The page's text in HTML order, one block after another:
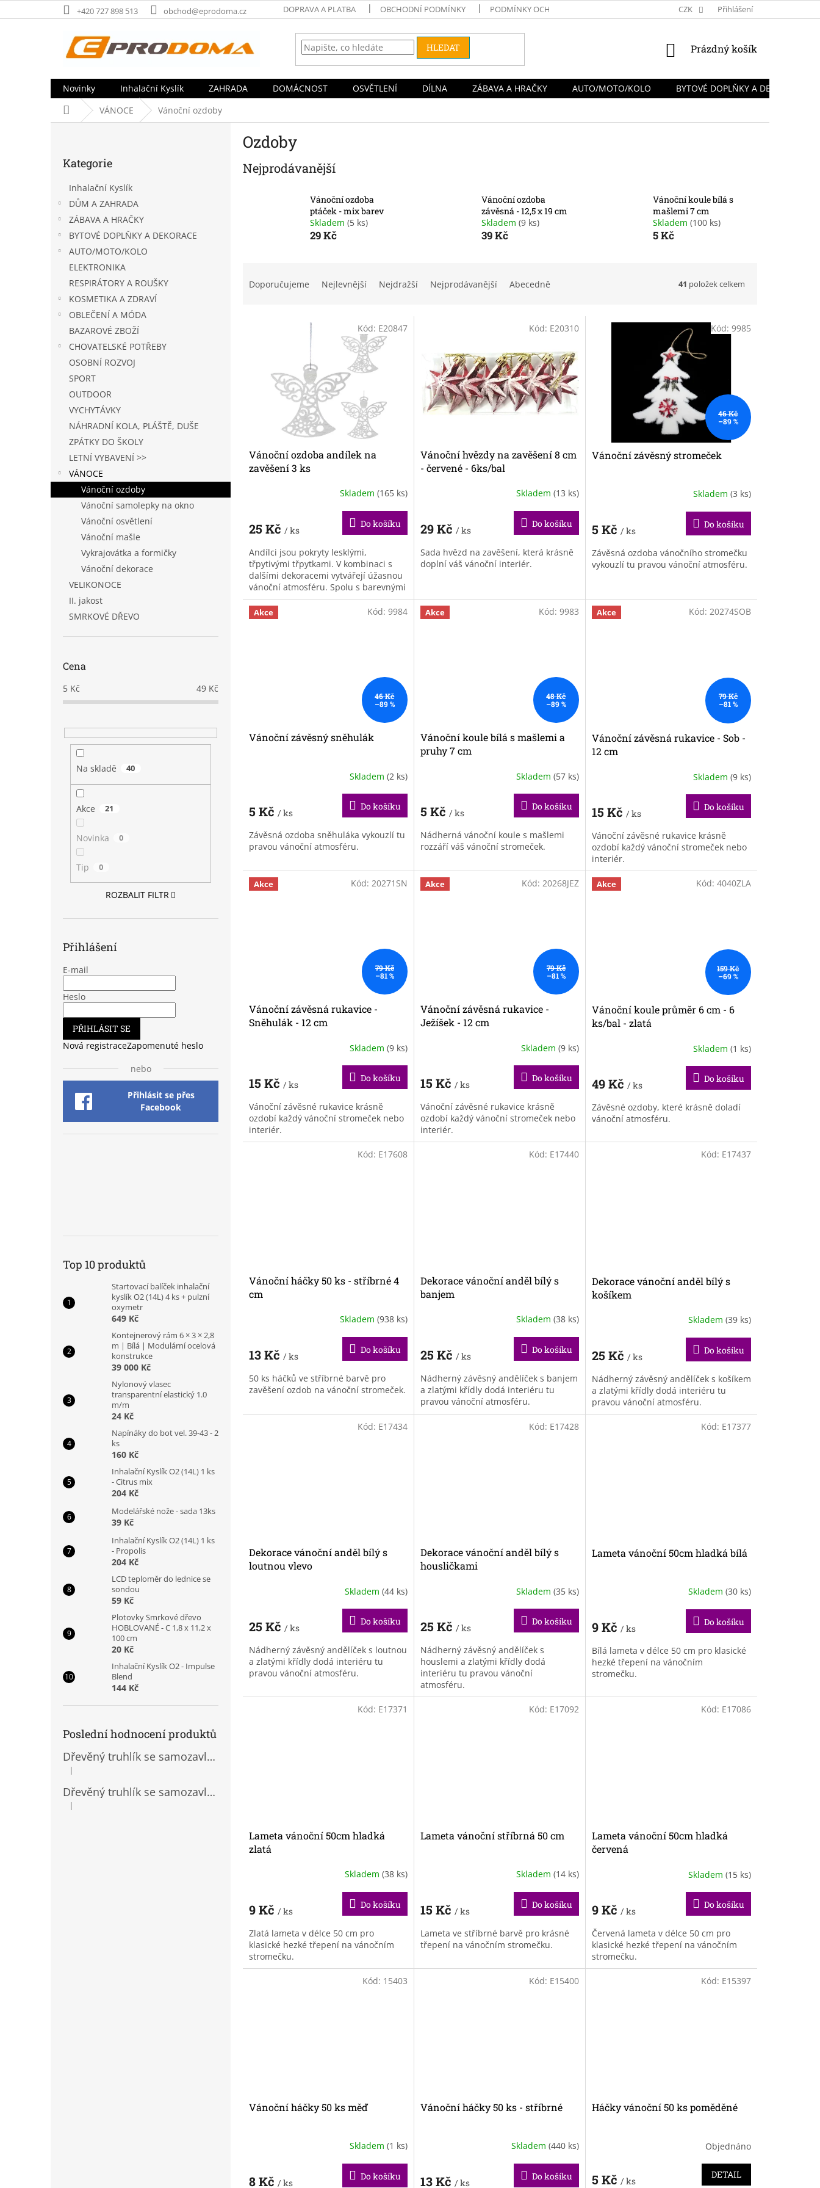
na
+420 727 898 513 obchod@eprodoma.cz DOPRAVA A PLATBA OBCHODNÍ PODMÍNKY PODMÍNKY OCHRANY OSOBNÍCH ÚDAJŮ REKLAMACE A VRÁCENÍ ZBOŽÍ
CZK Přihlášení
HLEDAT
NÁKUPNÍ
Prázdný košík
Novinky Inhalační Kyslík ZAHRADA DOMÁCNOST OSVĚTLENÍ DÍLNA ZÁBAVA A HRAČKY AUTO/MOTO/KOLO
BYTOVÉ DOPLŇKY A DEKORACE
Domů VÁNOCE Vánoční ozdoby
kategorie
Kategorie
Inhalační Kyslík
DŮM A ZAHRADA
ZÁBAVA A HRAČKY
BYTOVÉ DOPLŇKY A DEKORACE
AUTO/MOTO/KOLO
ELEKTRONIKA
RESPIRÁTORY A ROUŠKY
KOSMETIKA A ZDRAVÍ
OBLEČENÍ A MÓDA
BAZAROVÉ ZBOŽÍ
CHOVATELSKÉ POTŘEBY
OSOBNÍ ROZVOJ
SPORT
OUTDOOR
VYCHYTÁVKY
NÁHRADNÍ KOLA, PLÁŠTĚ, DUŠE
ZPÁTKY DO ŠKOLY
LETNÍ VYBAVENÍ >>
VÁNOCE
Vánoční ozdoby
Vánoční samolepky na okno
Vánoční osvětlení
Vánoční mašle
Vykrajovátka a formičky
Vánoční dekorace
VELIKONOCE
II. jakost
SMRKOVÉ DŘEVO
Cena
5 Kč 49 Kč
Na skladě 40
Akce 21
Novinka 0
Tip 0
ROZBALIT FILTR
Přihlášení
E-mail
Heslo
PŘIHLÁSIT SE
Nová registraceZapomenuté heslo
nebo
Přihlásit se přes
Facebook
Top 10 produktů
Startovací balíček inhalační
kyslík O2 (14L) 4 ks + pulzní
oxymetr
649 Kč
Kontejnerový rám 6 × 3 × 2,8
m | Bílá | Modulární ocelová
konstrukce
39 000 Kč
Nylonový vlasec
transparentní elastický 1.0
m/m
24 Kč
Napínáky do bot vel. 39-43 - 2
ks
160 Kč
Inhalační Kyslík O2 (14L) 1 ks
- Citrus mix
204 Kč
Modelářské nože - sada 13ks
39 Kč
Inhalační Kyslík O2 (14L) 1 ks
- Propolis
204 Kč
LCD teploměr do lednice se
sondou
59 Kč
Plotovky Smrkové dřevo
HOBLOVANÉ - C 1,8 x 11,2 x
100 cm
20 Kč
Inhalační Kyslík O2 - Impulse
Blend
144 Kč
Poslední hodnocení produktů
Dřevěný truhlík se samozavlažovací vložkou
Hodnocení produktu je 5 z 5 hvězdiček.
|
Dřevěný truhlík se samozavlažovací vložkou
Hodnocení produktu je 5 z 5 hvězdiček.
|
Ozdoby
Nejprodávanější
Vánoční ozdoba
ptáček - mix barev
Skladem (5 ks)
29 Kč
Vánoční ozdoba
závěsná - 12,5 x 19 cm
Skladem (9 ks)
39 Kč
Vánoční koule bílá s
mašlemi 7 cm
Skladem (100 ks)
5 Kč
Doporučujeme Nejlevnější Nejdražší Nejprodávanější Abecedně 41 položek celkem
kVánoční ozdoba andílek na
zavěšení 3 ks
Skladem (165 ks)
25 Kč / ks
Do košíku
Andílci jsou pokryty lesklými,
třpytivými třpytkami. V kombinaci s
dalšími dekoracemi vytvářejí úžasnou
vánoční atmosféru. Spolu s barevnými
ozdobami a světýlky oslní
nádhernou...
Kód: E20847
Vánoční hvězdy na zavěšení 8 cm
- červené - 6ks/bal
Skladem (13 ks)
29 Kč / ks
Do košíku
Sada hvězd na zavěšení, která krásně
doplní váš vánoční interiér.
Kód: E20310
46 Kč
–89 %
Vánoční závěsný stromeček
Skladem (3 ks)
5 Kč / ks
Do košíku
Závěsná ozdoba vánočního stromečku
vykouzlí tu pravou vánoční atmosféru.
Kód: 9985
Akce
46 Kč
–89 %
Vánoční závěsný sněhulák
Skladem (2 ks)
5 Kč / ks
Do košíku
Závěsná ozdoba sněhuláka vykouzlí tu
pravou vánoční atmosféru.
Kód: 9984 Akce
48 Kč
–89 %
Vánoční koule bílá s mašlemi a
pruhy 7 cm
Skladem (57 ks)
5 Kč / ks
Do košíku
Nádherná vánoční koule s mašlemi
rozzáří váš vánoční stromeček.
Kód: 9983 Akce
79 Kč
–81 %
Vánoční závěsná rukavice - Sob -
12 cm
Skladem (9 ks)
15 Kč / ks
Do košíku
Vánoční závěsné rukavice krásně
ozdobí každý vánoční stromeček nebo
interiér.
Kód: 20274SOB
Akce
79 Kč
–81 %
Vánoční závěsná rukavice -
Sněhulák - 12 cm
Skladem (9 ks)
15 Kč / ks
Do košíku
Vánoční závěsné rukavice krásně
ozdobí každý vánoční stromeček nebo
interiér.
Kód: 20271SN Akce
79 Kč
–81 %
Vánoční závěsná rukavice -
Ježíšek - 12 cm
Skladem (9 ks)
15 Kč / ks
Do košíku
Vánoční závěsné rukavice krásně
ozdobí každý vánoční stromeček nebo
interiér.
Kód: 20268JEZ Akce
159 Kč
–69 %
Vánoční koule průměr 6 cm - 6
ks/bal - zlatá
Skladem (1 ks)
49 Kč / ks
Do košíku
Závěsné ozdoby, které krásně doladí
vánoční atmosféru.
Kód: 4040ZLA
Vánoční háčky 50 ks - stříbrné 4
cm
Skladem (938 ks)
13 Kč / ks
Do košíku
50 ks háčků ve stříbrné barvě pro
zavěšení ozdob na vánoční stromeček.
Kód: E17608
Dekorace vánoční anděl bílý s
banjem
Skladem (38 ks)
25 Kč / ks
Do košíku
Nádherný závěsný andělíček s banjem
a zlatými křídly dodá interiéru tu
pravou vánoční atmosféru.
Kód: E17440
Dekorace vánoční anděl bílý s
košíkem
Skladem (39 ks)
25 Kč / ks
Do košíku
Nádherný závěsný andělíček s košíkem
a zlatými křídly dodá interiéru tu
pravou vánoční atmosféru.
Kód: E17437
Dekorace vánoční anděl bílý s
loutnou vlevo
Skladem (44 ks)
25 Kč / ks
Do košíku
Nádherný závěsný andělíček s loutnou
a zlatými křídly dodá interiéru tu
pravou vánoční atmosféru.
Kód: E17434
Dekorace vánoční anděl bílý s
housličkami
Skladem (35 ks)
25 Kč / ks
Do košíku
Nádherný závěsný andělíček s
houslemi a zlatými křídly dodá
interiéru tu pravou vánoční
atmosféru.
Kód: E17428
Lameta vánoční 50cm hladká bílá
Skladem (30 ks)
9 Kč / ks
Do košíku
Bílá lameta v délce 50 cm pro klasické
hezké třepení na vánočním
stromečku.
Kód: E17377
Lameta vánoční 50cm hladká
zlatá
Skladem (38 ks)
9 Kč / ks
Do košíku
Zlatá lameta v délce 50 cm pro
klasické hezké třepení na vánočním
stromečku.
Kód: E17371
Lameta vánoční stříbrná 50 cm
Skladem (14 ks)
15 Kč / ks
Do košíku
Lameta ve stříbrné barvě pro krásné
třepení na vánočním stromečku.
Kód: E17092
Lameta vánoční 50cm hladká
červená
Skladem (15 ks)
9 Kč / ks
Do košíku
Červená lameta v délce 50 cm pro
klasické hezké třepení na vánočním
stromečku.
Kód: E17086
Vánoční háčky 50 ks měď
Skladem (1 ks)
8 Kč / ks
Do košíku
Kód: 15403
Vánoční háčky 50 ks - stříbrné
Skladem (440 ks)
13 Kč / ks
Do košíku
Kód: E15400
Háčky vánoční 50 ks poměděné
Objednáno
5 Kč / ks
DETAIL
Kód: E15397